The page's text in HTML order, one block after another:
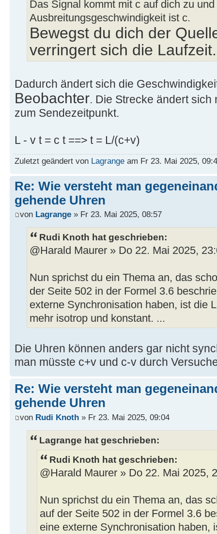
Das Signal kommt mit c auf dich zu
Ausbreitungsgeschwindigkeit ist c.
Bewegst du dich der
verringert sich die Laufzeit.
Dadurch ändert sich die
Beobachter. Die Strecke ändert sich
zum Sendezeitpunkt.
L - v t = c t ==> t = L/(c+v)
Zuletzt geändert von Lagrange am Fr 23. Mai 2025,
Re: Wie versteht man
gehende Uhren
von Lagrange » Fr 23. Mai 2025, 08:57
Rudi Knoth hat geschrieben:
@Harald Maurer » Do 22. Mai 2025,
Nun sprichst du ein Thema an, das
der Seite 502 in der Formel 3.6
externe Synchronisation haben, ist die
mehr isotrop und konstant. ...
Die Uhren können anders gar nicht
man müsste c+v und c-v durch
Re: Wie versteht man
gehende Uhren
von Rudi Knoth » Fr 23. Mai 2025, 09:04
Lagrange hat geschrieben:
Rudi Knoth hat geschrieben:
@Harald Maurer » Do 22. Mai 2025,
Nun sprichst du ein Thema an, das
auf der Seite 502 in der Formel 3.6
eine externe Synchronisation haben,